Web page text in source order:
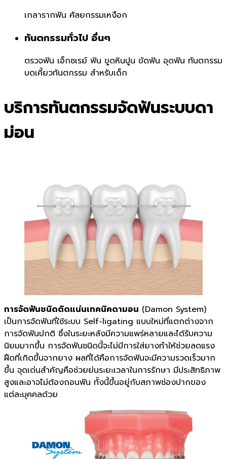
เกลารากฟัน ศัลยกรรมเหงือก
ทันตกรรมทั่วไป อื่นๆ
ตรวจฟัน เอ็กซเรย์ ฟัน ขูดหินปูน ขัดฟัน อุดฟัน ทันตกรรม
บดเคี้ยวทันตกรรม สำหรับเด็ก
บริการทันตกรรมจัดฟันระบบดา
ม่อน
การจัดฟันชนิดติดแน่นเทคนิคดามอน (Damon System)
เป็นการจัดฟันที่ใช้ระบบ Self-ligating แบบใหม่ที่แตกต่างจาก
การจัดฟันปกติ ซึ่งในระยะหลังมีความแพร่หลายและได้รับความ
นิยมมากขึ้น การจัดฟันชนิดนี้จะไม่มีการใส่ยางทำให้ช่วยลดแรง
ฝืดที่เกิดขึ้นจากยาง ผลที่ได้คือการจัดฟันจะมีความรวดเร็วมาก
ขึ้น จุดเด่นสำคัญคือช่วยย่นระยะเวลาในการรักษา มีประสิทธิภาพ
สูงและอาจไม่ต้องถอนฟัน ทั้งนี้ขึ้นอยู่กับสภาพช่องปากของ
แต่ละบุคคลด้วย